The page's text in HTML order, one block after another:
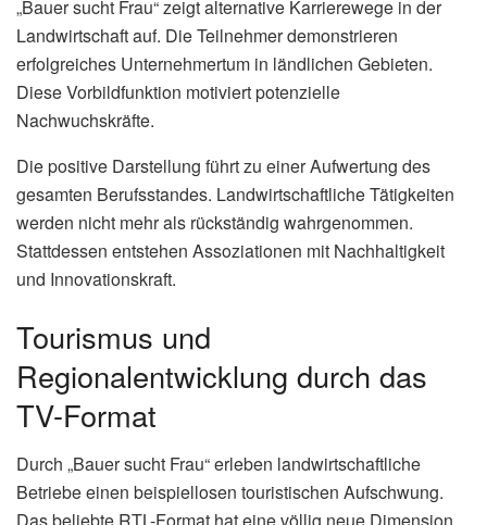
„Bauer sucht Frau“ zeigt alternative Karrierewege in der
Landwirtschaft auf. Die Teilnehmer demonstrieren
erfolgreiches Unternehmertum in ländlichen Gebieten.
Diese Vorbildfunktion motiviert potenzielle
Nachwuchskräfte.
Die positive Darstellung führt zu einer Aufwertung des
gesamten Berufsstandes. Landwirtschaftliche Tätigkeiten
werden nicht mehr als rückständig wahrgenommen.
Stattdessen entstehen Assoziationen mit Nachhaltigkeit
und Innovationskraft.
Tourismus und
Regionalentwicklung durch das
TV-Format
Durch „Bauer sucht Frau“ erleben landwirtschaftliche
Betriebe einen beispiellosen touristischen Aufschwung.